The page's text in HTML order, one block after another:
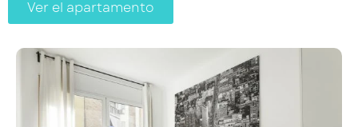
Ver el apartamento